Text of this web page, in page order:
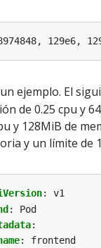
ejemplo. El
de 0.25 cpu y
y 128MiB de
y un límite de
:
v1
:
Pod
:
: frontend